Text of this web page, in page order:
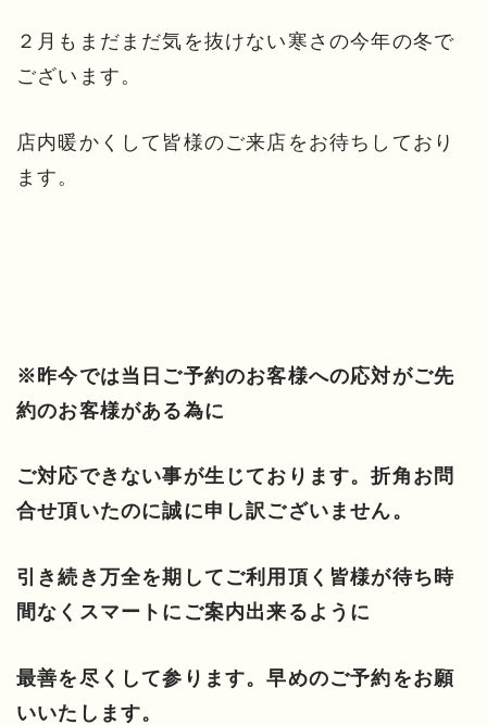
２月もまだまだ気を抜けない寒さの今年の冬で
ございます。
店内暖かくして皆様のご来店をお待ちしており
ます。
※昨今では当日ご予約のお客様への応対がご先
約のお客様がある為に
ご対応できない事が生じております。折角お問
合せ頂いたのに誠に申し訳ございません。
引き続き万全を期してご利用頂く皆様が待ち時
間なくスマートにご案内出来るように
最善を尽くして参ります。早めのご予約をお願
いいたします。